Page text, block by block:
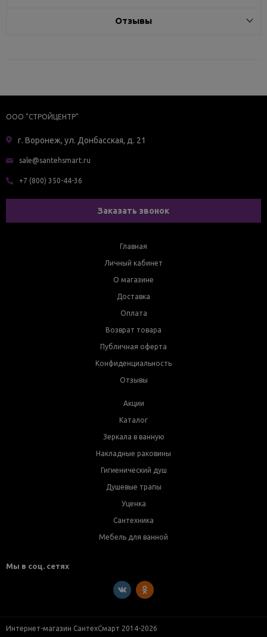
Отзывы
ООО "СТРОЙЦЕНТР"
г. Воронеж, ул. Донбасская, д. 21
sale@santehsmart.ru
+7 (800) 350-44-36
Заказать звонок
Главная
Личный кабинет
О магазине
Доставка
Оплата
Возврат товара
Публичная оферта
Конфиденциальность
Отзывы
Акции
Каталог
Зеркала в ванную
Накладные раковины
Гигиенический душ
Душевые трапы
Уценка
Сантехника
Мебель для ванной
Мы в соц. сетях
Интернет-магазин СантехСмарт 2014-2026